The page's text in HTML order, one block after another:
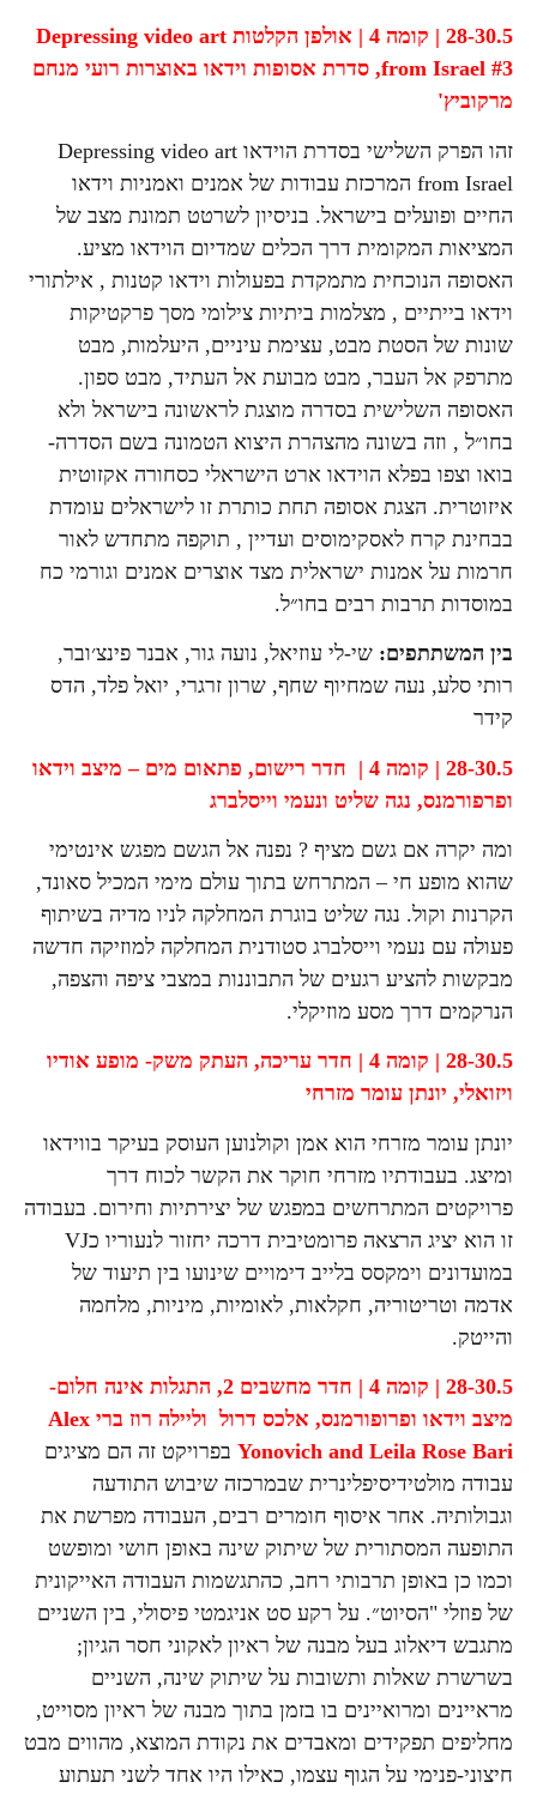
28-30.5 | קומה 4 | אולפן הקלטות
Depressing video art
from Israel #3, סדרת אסופות וידאו באוצרות רועי מנחם
מרקוביץ'
זהו הפרק השלישי בסדרת הוידאו Depressing video art
from Israel המרכזת עבודות של אמנים ואמניות וידאו
החיים ופועלים בישראל. בניסיון לשרטט תמונת מצב של
המציאות המקומית דרך הכלים שמדיום הוידאו מציע.
האסופה הנוכחית מתמקדת בפעולות וידאו קטנות , אילתורי
וידאו בייתיים , מצלמות ביתיות צילומי מסך פרקטיקות
שונות של הסטת מבט, עצימת עיניים, היעלמות, מבט
מתרפק אל העבר, מבט מבועת אל העתיד, מבט ספון.
האסופה השלישית בסדרה מוצגת לראשונה בישראל ולא
בחו״ל , וזה בשונה מהצהרת היצוא הטמונה בשם הסדרה-
בואו וצפו בפלא הוידאו ארט הישראלי כסחורה אקזוטית
איזוטרית. הצגת אסופה תחת כותרת זו לישראלים עומדת
בבחינת קרח לאסקימוסים ועדיין , תוקפה מתחדש לאור
חרמות על אמנות ישראלית מצד אוצרים אמנים וגורמי כח
במוסדות תרבות רבים בחו״ל.
בין המשתתפים: שי-לי עוזיאל, נועה גור, אבנר פינצ׳ובר,
רותי סלע, נעה שמחיוף שחף, שרון זרגרי, יואל פלד, הדס
קידר
28-30.5 | קומה 4 | חדר רישום,
פתאום מים – מיצב וידאו
ופרפורמנס, נגה שליט ונעמי וייסלברג
ומה יקרה אם גשם מציף ? נפנה אל הגשם מפגש אינטימי
שהוא מופע חי – המתרחש בתוך עולם מימי המכיל סאונד,
הקרנות וקול. נגה שליט בוגרת המחלקה לניו מדיה בשיתוף
פעולה עם נעמי וייסלברג סטודנית המחלקה למוזיקה חדשה
מבקשות להציע רגעים של התבוננות במצבי ציפה והצפה,
הנרקמים דרך מסע מוזיקלי.
28-30.5 | קומה 4 | חדר עריכה,
העתק משק- מופע אודיו
ויזואלי, יונתן עומר מזרחי
יונתן עומר מזרחי הוא אמן וקולנוען העוסק בעיקר בווידאו
ומיצג. בעבודתיו מזרחי חוקר את הקשר לכוח דרך
פרויקטים המתרחשים במפגש של יצירתיות וחירום. בעבודה
זו הוא יציג הרצאה פרומטיבית דרכה יחזור לנעוריו כVJ
במועדונים וימקסס בלייב דימויים שינועו בין תיעוד של
אדמה וטריטוריה, חקלאות, לאומיות, מיניות, מלחמה
והייטק.
28-30.5 | קומה 4 | חדר מחשבים 2,
התגלות אינה חלום-
מיצב וידאו ופרופורמנס, אלכס דרול וליילה רוז ברי Alex
Yonovich and Leila Rose Bari בפרויקט זה הם מציגים
עבודה מולטידיסיפלינרית שבמרכזה שיבוש התודעה
וגבולותיה. אחר איסוף חומרים רבים, העבודה מפרשת את
התופעה המסתורית של שיתוק שינה באופן חושי ומופשט
וכמו כן באופן תרבותי רחב, כהתגשמות העבודה האייקונית
של פוזלי "הסיוט״. על רקע סט אניגמטי פיסולי, בין השניים
מתגבש דיאלוג בעל מבנה של ראיון לאקוני חסר הגיון;
בשרשרת שאלות ותשובות על שיתוק שינה, השניים
מראיינים ומרואיינים בו בזמן בתוך מבנה של ראיון מסוייט,
מחליפים תפקידים ומאבדים את נקודת המוצא, מהווים מבט
חיצוני-פנימי על הגוף עצמו, כאילו היו אחד לשני תעתוע